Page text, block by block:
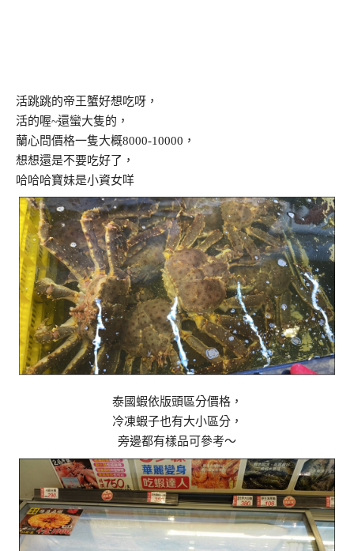
活跳跳的帝王蟹好想吃呀，
活的喔~還蠻大隻的，
蘭心問價格一隻大概8000-10000，
想想還是不要吃好了，
哈哈哈寶妹是小資女咩
泰國蝦依版頭區分價格，
冷凍蝦子也有大小區分，
旁邊都有樣品可參考～